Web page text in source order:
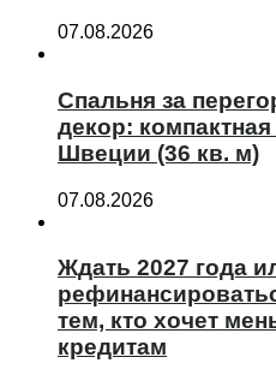
07.08.2026
Спальня за
декор:
Швеции (36 кв. м)
07.08.2026
Ждать 2027 года
тем, кто хочет
кредитам